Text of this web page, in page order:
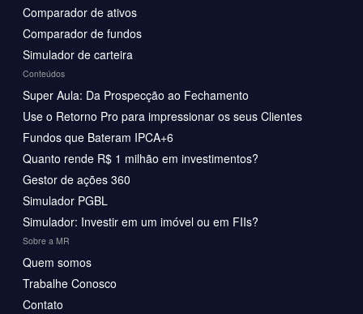
Comparador de ativos
Comparador de fundos
Simulador de carteira
Conteúdos
Super Aula: Da Prospecção ao Fechamento
Use o Retorno Pro para impressionar os seus Clientes
Fundos que Bateram IPCA+6
Quanto rende R$ 1 milhão em investimentos?
Gestor de ações 360
Simulador PGBL
Simulador: Investir em um imóvel ou em FIIs?
Sobre a MR
Quem somos
Trabalhe Conosco
Contato